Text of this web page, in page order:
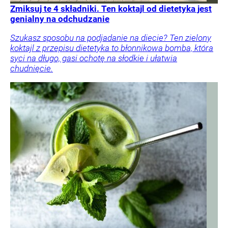
Zmiksuj te 4 składniki. Ten koktajl od dietetyka jest
genialny na odchudzanie
Szukasz sposobu na podjadanie na diecie? Ten zielony
koktajl z przepisu dietetyka to błonnikowa bomba, która
syci na długo, gasi ochotę na słodkie i ułatwia
chudnięcie.